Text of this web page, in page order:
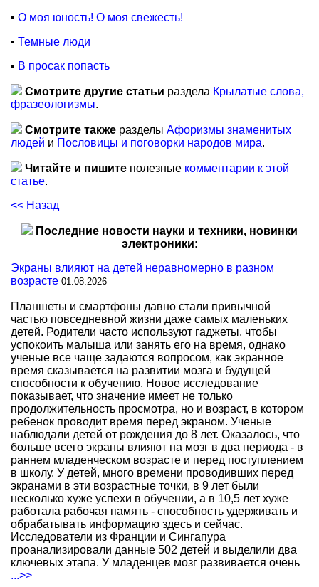
▪ О моя юность! О моя свежесть!
▪ Темные люди
▪ В просак попасть
Смотрите другие статьи раздела Крылатые слова,
фразеологизмы.
Смотрите также разделы Афоризмы знаменитых
людей и Пословицы и поговорки народов мира.
Читайте и пишите полезные комментарии к этой
статье.
<< Назад
Последние новости науки и техники, новинки
электроники:
Экраны влияют на детей неравномерно в разном
возрасте 01.08.2026
Планшеты и смартфоны давно стали привычной
частью повседневной жизни даже самых маленьких
детей. Родители часто используют гаджеты, чтобы
успокоить малыша или занять его на время, однако
ученые все чаще задаются вопросом, как экранное
время сказывается на развитии мозга и будущей
способности к обучению. Новое исследование
показывает, что значение имеет не только
продолжительность просмотра, но и возраст, в котором
ребенок проводит время перед экраном. Ученые
наблюдали детей от рождения до 8 лет. Оказалось, что
больше всего экраны влияют на мозг в два периода - в
раннем младенческом возрасте и перед поступлением
в школу. У детей, много времени проводивших перед
экранами в эти возрастные точки, в 9 лет были
несколько хуже успехи в обучении, а в 10,5 лет хуже
работала рабочая память - способность удерживать и
обрабатывать информацию здесь и сейчас.
Исследователи из Франции и Сингапура
проанализировали данные 502 детей и выделили два
ключевых этапа. У младенцев мозг развивается очень
...>>